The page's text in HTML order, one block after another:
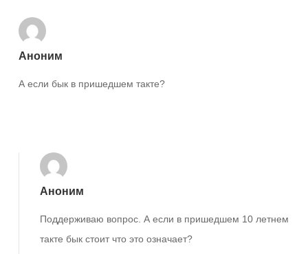
Аноним
А если бык в пришедшем такте?
Аноним
Поддерживаю вопрос. А если в пришедшем 10 летнем
такте бык стоит что это означает?